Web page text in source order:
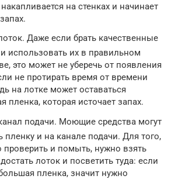
на стенках и начинает
Даже если брать качественные
использовать их в правильном
это может не уберечь от появления
не протирать время от времени
на лотке может оставаться
пленка, которая источает запах.
подачи. Моющие средства могут
пленку и на канале подачи. Для того,
проверить и помыть, нужно взять
лоток и посветить туда: если
пленка, значит нужно